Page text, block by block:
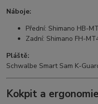
Náboje:
Přední: Shimano HB-
Zadní: Shimano FH-
Pláště:
Schwalbe Smart Sam K-
Kokpit a ergonomie